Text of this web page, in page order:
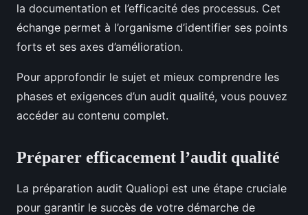
la documentation et l’efficacité des processus. Cet
échange permet à l’organisme d’identifier ses points
forts et ses axes d’amélioration.
Pour approfondir le sujet et mieux comprendre les
phases et exigences d’un audit qualité, vous pouvez
accéder au contenu complet.
Préparer efficacement l’audit qualité
La préparation audit Qualiopi est une étape cruciale
pour garantir le succès de votre démarche de